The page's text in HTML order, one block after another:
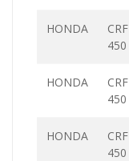
HONDA
CRF
450
HONDA
CRF
450
HONDA
CRF
450